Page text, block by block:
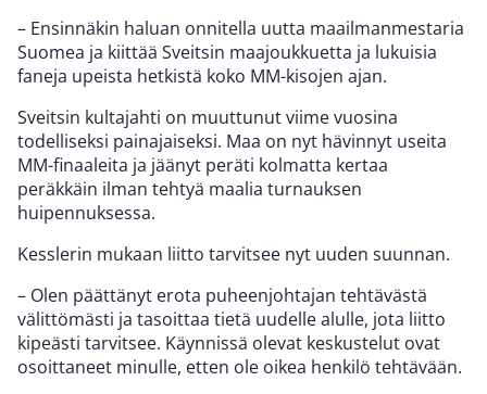
– Ensinnäkin haluan onnitella uutta maailmanmestaria
Suomea ja kiittää Sveitsin maajoukkuetta ja lukuisia
faneja upeista hetkistä koko MM-kisojen ajan.
Sveitsin kultajahti on muuttunut viime vuosina
todelliseksi painajaiseksi. Maa on nyt hävinnyt useita
MM-finaaleita ja jäänyt peräti kolmatta kertaa
peräkkäin ilman tehtyä maalia turnauksen
huipennuksessa.
Kesslerin mukaan liitto tarvitsee nyt uuden suunnan.
– Olen päättänyt erota puheenjohtajan tehtävästä
välittömästi ja tasoittaa tietä uudelle alulle, jota liitto
kipeästi tarvitsee. Käynnissä olevat keskustelut ovat
osoittaneet minulle, etten ole oikea henkilö tehtävään.